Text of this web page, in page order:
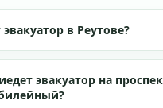
в Реутове?
эвакуатор на